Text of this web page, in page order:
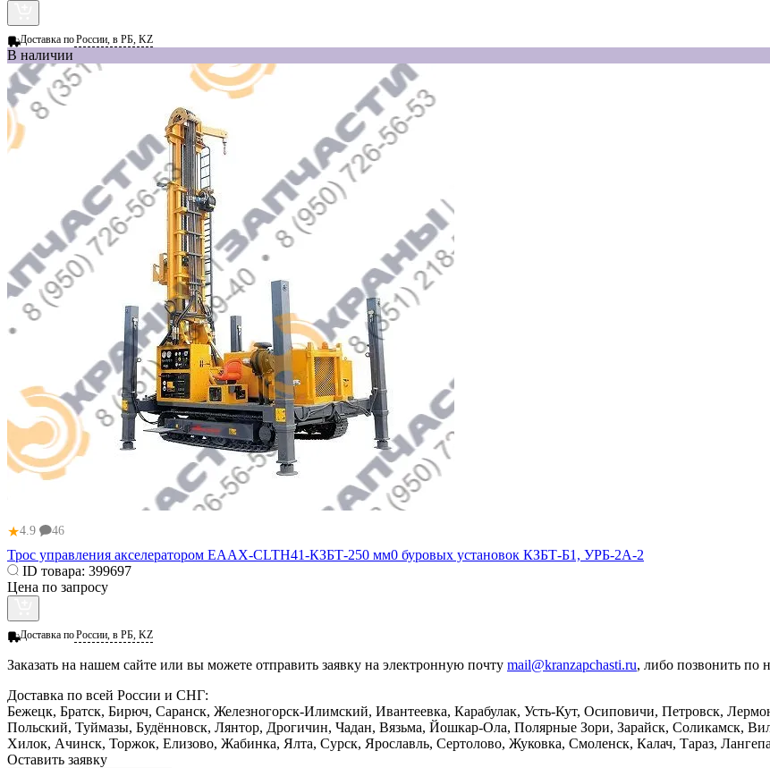
Доставка поРоссии, в РБ, KZ
В наличии
★4.9 46
Трос управления акселератором ЕААХ-CLTH41-КЗБТ-250 мм0 буровых установок КЗБТ-Б1, УРБ-2А-2
ID товара: 399697
Цена по запросу
Доставка поРоссии, в РБ, KZ
Заказать на нашем сайте или вы можете отправить заявку на электронную почту mail@kranzapchasti.ru, либо позвонить по
Доставка по всей России и СНГ:
Бежецк, Братск, Бирюч, Саранск, Железногорск-Илимский, Ивантеевка, Карабулак, Усть-Кут, Осиповичи, Петровск,
Польский, Туймазы, Будённовск, Лянтор, Дрогичин, Чадан, Вязьма, Йошкар-Ола, Полярные Зори, Зарайск, Соликамск,
Хилок, Ачинск, Торжок, Елизово, Жабинка, Ялта, Сурск, Ярославль, Сертолово, Жуковка, Смоленск, Калач, Тараз,
Оставить заявку